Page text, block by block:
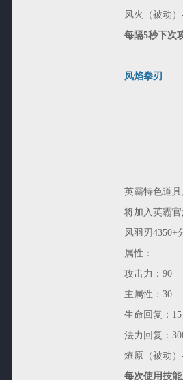
凤火（被动
每隔5秒下次
凤焰拳刃
英霸特色道
将加入英霸
凤羽刃4350+
属性：
攻击力：90
主属性：30
生命回复：15
法力回复：
燎原（被动
每次使用技